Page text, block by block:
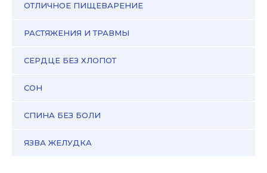
ОТЛИЧНОЕ ПИЩЕВАРЕНИЕ
РАСТЯЖЕНИЯ И ТРАВМЫ
СЕРДЦЕ БЕЗ ХЛОПОТ
СОН
СПИНА БЕЗ БОЛИ
ЯЗВА ЖЕЛУДКА